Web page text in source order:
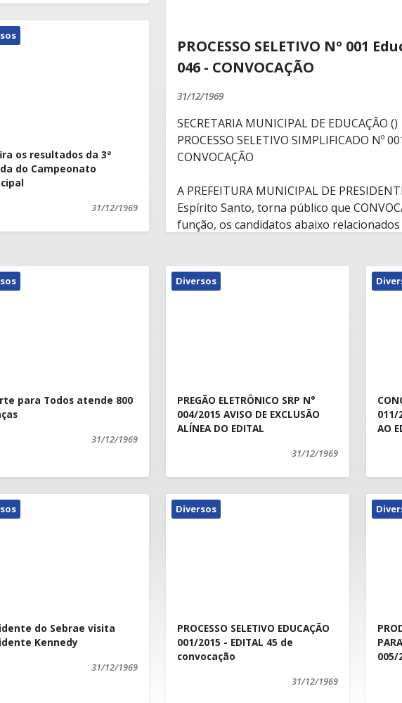
os resultados da 3ª
do Campeonato
31/12/1969
PROCESSO SELETIVO Nº 001
046 - CONVOCAÇÃO
31/12/1969
SECRETARIA MUNICIPAL DE EDUCAÇÃO ()
PROCESSO SELETIVO SIMPLIFICADO Nº
CONVOCAÇÃO
A PREFEITURA MUNICIPAL DE
Espírito Santo, torna público que
função, os candidatos abaixo
Edital/SEME/ nº 001/2014 publicado no dia
a saber:
EDITAL 46 - CONVOCAÇÃO
para Todos atende 800
31/12/1969
Diversos
PREGÃO ELETRÔNICO SRP N°
004/2015 AVISO DE EXCLUSÃO
ALÍNEA DO EDITAL
31/12/1969
011/
AO
do Sebrae visita
Kennedy
31/12/1969
Diversos
PROCESSO SELETIVO EDUCAÇÃO
001/2015 - EDITAL 45 de
convocação
31/12/1969
PRODES/
PARA
005/